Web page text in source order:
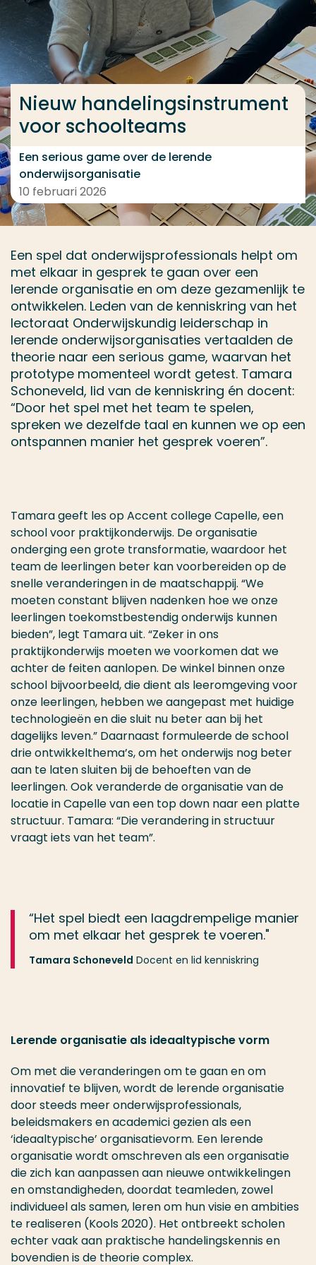
Ga direct naar de content
... > Nieuw handelingsinstrument voor schoolteams
Nieuw handelingsinstrument
voor schoolteams
Een serious game over de lerende
onderwijsorganisatie
10 februari 2026
Een spel dat onderwijsprofessionals helpt om
met elkaar in gesprek te gaan over een
lerende organisatie en om deze gezamenlijk te
ontwikkelen. Leden van de kenniskring van het
lectoraat Onderwijskundig leiderschap in
lerende onderwijsorganisaties vertaalden de
theorie naar een serious game, waarvan het
prototype momenteel wordt getest. Tamara
Schoneveld, lid van de kenniskring én docent:
“Door het spel met het team te spelen,
spreken we dezelfde taal en kunnen we op een
ontspannen manier het gesprek voeren”.
Tamara geeft les op Accent college Capelle, een
school voor praktijkonderwijs. De organisatie
onderging een grote transformatie, waardoor het
team de leerlingen beter kan voorbereiden op de
snelle veranderingen in de maatschappij. “We
moeten constant blijven nadenken hoe we onze
leerlingen toekomstbestendig onderwijs kunnen
bieden”, legt Tamara uit. “Zeker in ons
praktijkonderwijs moeten we voorkomen dat we
achter de feiten aanlopen. De winkel binnen onze
school bijvoorbeeld, die dient als leeromgeving voor
onze leerlingen, hebben we aangepast met huidige
technologieën en die sluit nu beter aan bij het
dagelijks leven.” Daarnaast formuleerde de school
drie ontwikkelthema’s, om het onderwijs nog beter
aan te laten sluiten bij de behoeften van de
leerlingen. Ook veranderde de organisatie van de
locatie in Capelle van een top down naar een platte
structuur. Tamara: “Die verandering in structuur
vraagt iets van het team”.
“Het spel biedt een laagdrempelige manier
om met elkaar het gesprek te voeren."
Tamara Schoneveld Docent en lid kenniskring
Lerende organisatie als ideaaltypische vorm
Om met die veranderingen om te gaan en om
innovatief te blijven, wordt de lerende organisatie
door steeds meer onderwijsprofessionals,
beleidsmakers en academici gezien als een
‘ideaaltypische’ organisatievorm. Een lerende
organisatie wordt omschreven als een organisatie
die zich kan aanpassen aan nieuwe ontwikkelingen
en omstandigheden, doordat teamleden, zowel
individueel als samen, leren om hun visie en ambities
te realiseren (Kools 2020). Het ontbreekt scholen
echter vaak aan praktische handelingskennis en
bovendien is de theorie complex.
Veel gezocht
Opleiding
Contact